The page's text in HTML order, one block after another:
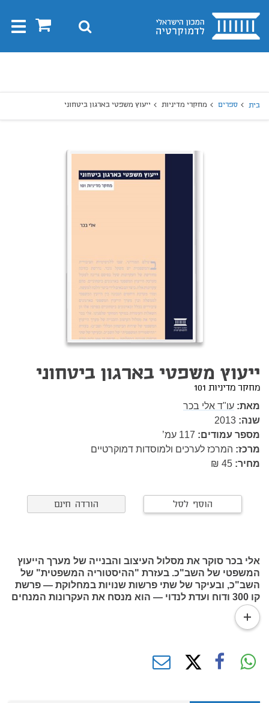
בית 0 חיפוש
בית ספרים מחקרי מדיניות ייעוץ משפטי בארגון ביטחוני
ייעוץ משפטי בארגון ביטחוני
מחקר מדיניות 101
מאת: עו"ד אלי בכר
שנה: 2013
מספר עמודים: 117 עמ’
מרכז: המרכז לערכים ולמוסדות דמוקרטיים
מחיר:
הוסף לסל הורדה חינם
אלי בכר סוקר את מסלול העיצוב והבנייה של מערך הייעוץ
המשפטי של השב"כ. בעזרת "ההיסטוריה המשפטית" של
השב"כ, ובעיקר של שתי פרשות שנויות במחלוקת — פרשת
קו 300 ודוח ועדת לנדוי — הוא מנסח את העקרונות המנחים
לבניית מערך ייעוץ משפטי אפקטיבי בארגוני הביטחון
הישראליים. עקרונות אלו אמורים למנוע את המשך הפגיעה
באמונו של הציבור הישראלי, החשדן ושבע החשאיות
read
more